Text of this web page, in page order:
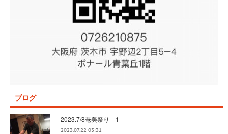
ブログ
2023.7/8奄美祭り 1
2023.07.22 03:31